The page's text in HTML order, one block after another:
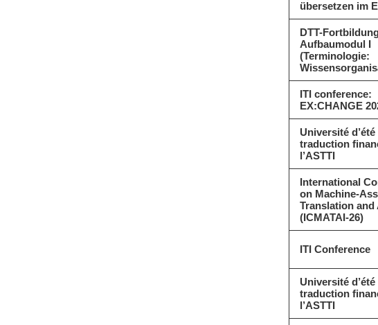
übersetzen im
DTT-
Aufbaumodul I
(Terminologie:
ITI conference:
EX:CHANGE
Université d’été
traduction
l’ASTTI
International
on Machine-
Translation and
(ICMATAI-26)
ITI Conference
Université d’été
traduction
l’ASTTI